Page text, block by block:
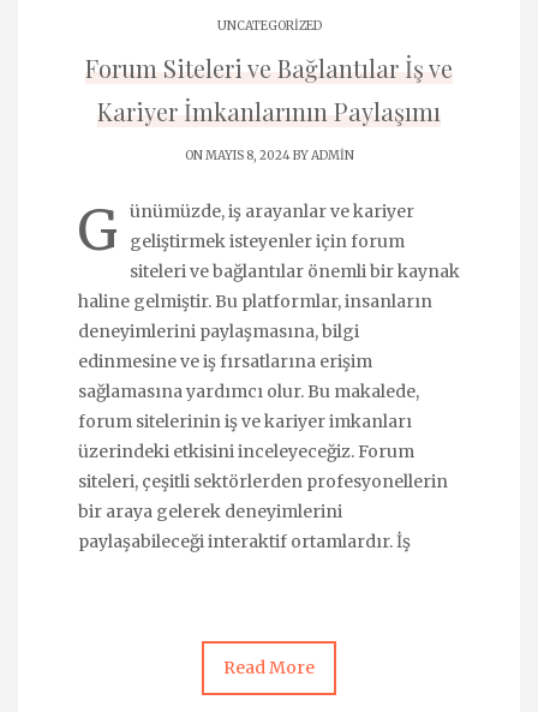
UNCATEGORIZED
Forum Siteleri ve Bağlantılar İş ve
Kariyer İmkanlarının Paylaşımı
ON MAYIS 8, 2024 BYADMIN
G
ünümüzde, iş arayanlar ve kariyer
geliştirmek isteyenler için forum
siteleri ve bağlantılar önemli bir kaynak
haline gelmiştir. Bu platformlar, insanların
deneyimlerini paylaşmasına, bilgi
edinmesine ve iş fırsatlarına erişim
sağlamasına yardımcı olur. Bu makalede,
forum sitelerinin iş ve kariyer imkanları
üzerindeki etkisini inceleyeceğiz. Forum
siteleri, çeşitli sektörlerden profesyonellerin
bir araya gelerek deneyimlerini
paylaşabileceği interaktif ortamlardır. İş
Read More